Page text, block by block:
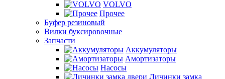
VOLVO
Прочее
Буфер резиновый
Вилки буксировочные
Запчасти
Аккумуляторы
Амортизаторы
Насосы
Личинки замка